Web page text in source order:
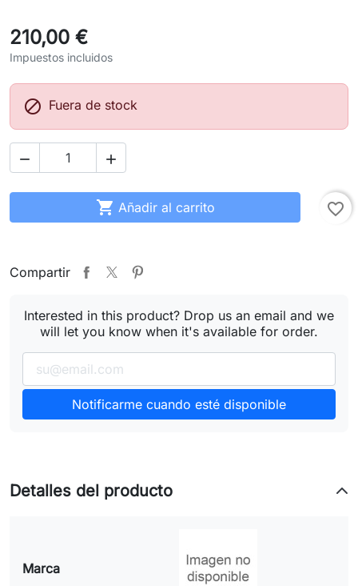
210,00 €
Impuestos incluidos
 Fuera de stock
 
 Añadir al carrito favorite_border
Compartir
Interested in this product? Drop us an email and we
will let you know when it's available for order.
Notificarme cuando esté disponible
Detalles del producto
Marca